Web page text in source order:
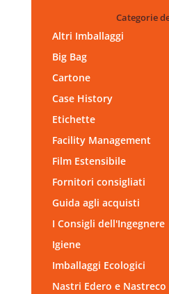
Categorie
Altri Imballaggi
Big Bag
Cartone
Case History
Etichette
Facility Management
Film Estensibile
Fornitori consigliati
Guida agli acquisti
I Consigli dell'Ingegnere
Igiene
Imballaggi Ecologici
Nastri Edero e Nastreco